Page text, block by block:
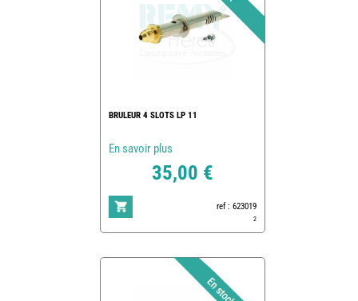
BRULEUR 4 SLOTS LP 11
En savoir plus
35,00 €
ref : 623019
2